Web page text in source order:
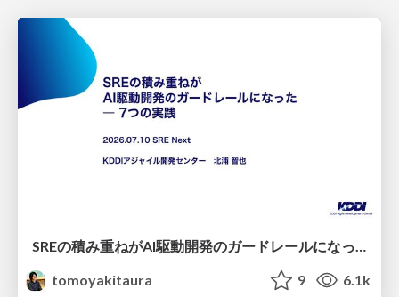
SREの積み重ねがAI駆動開発のガードレールになった ― 7つの実践/SRE Guardrails The 7
tomoyakitaura
9 6.1k